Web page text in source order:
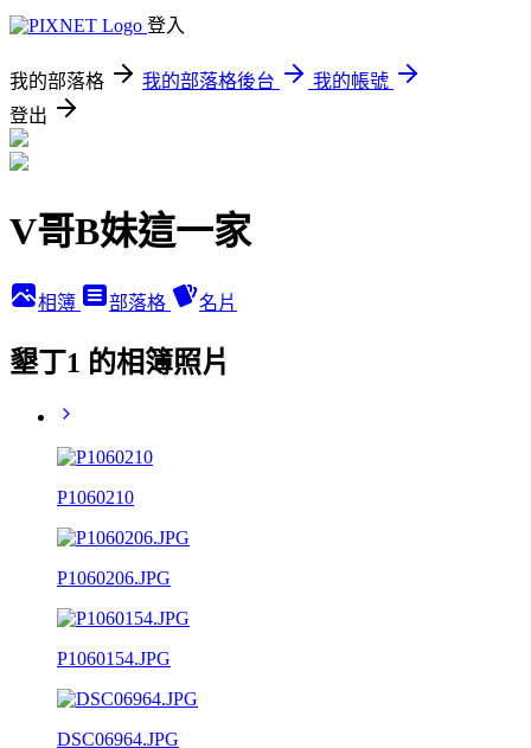
登入
我的部落格 我的部落格後台
我的帳號
登出
V哥B妹這一家
相簿 部落格 名片
墾丁1 的相簿照片
P1060210
P1060206.JPG
P1060154.JPG
DSC06964.JPG